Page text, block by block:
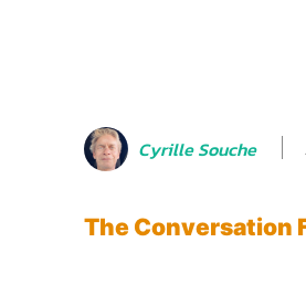
Cyrille Souche
The Conversation